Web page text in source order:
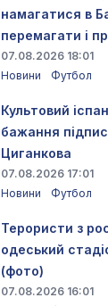
намагатися в
перемагати і
07.08.2026 18:01
Новини
Футбол
Культовий
бажання
Циганкова
07.08.2026 17:01
Новини
Футбол
Терористи з
одеський
(фото)
07.08.2026 16:01